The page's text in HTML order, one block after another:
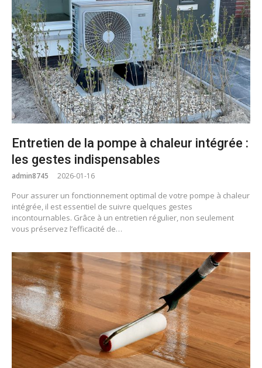
Entretien de la pompe à chaleur intégrée :
les gestes indispensables
admin8745 2026-01-16
Pour assurer un fonctionnement optimal de votre pompe à chaleur
intégrée, il est essentiel de suivre quelques gestes
incontournables. Grâce à un entretien régulier, non seulement
vous préservez l’efficacité de…